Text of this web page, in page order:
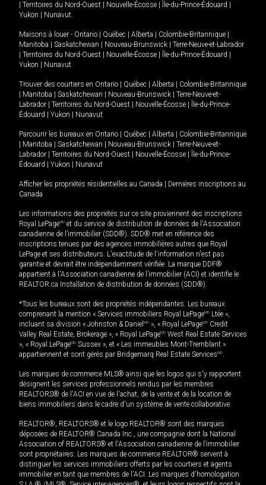
Territoires du Nord-Ouest Nouvelle-Écosse Île-du-Prince-Édouard
Yukon
Nunavut.
Maisons à louer - Ontario Québec Alberta Colombie-Britannique
Manitoba
Saskatchewan Nouveau-Brunswick
Terre-Neuve-et-Labrador
Territoires du Nord-Ouest Nouvelle-Écosse Île-du-Prince-Édouard
Yukon
Nunavut.
Trouver des courtiers en Ontario Québec Alberta
Colombie-Britannique
Manitoba Saskatchewan Nouveau-Brunswick
Terre-Neuve-et-
Labrador
Territoires du Nord-Ouest Nouvelle-Écosse
Île-du-Prince-
Édouard
Yukon Nunavut
Parcourir les bureaux en Ontario Québec Alberta
Colombie-Britannique
Manitoba Saskatchewan Nouveau-Brunswick
Terre-Neuve-et-
Labrador
Territoires du Nord-Ouest Nouvelle-Écosse
Île-du-Prince-
Édouard
Yukon Nunavut
Afficher les propriétés résidentielles au Canada
Dernières inscriptions au
Canada
Les informations des propriétés sur ce site proviennent des inscriptions
Royal LePageMD et du service de distribution de données de l'Association
canadienne de l’immobilier (SDD®). SDD® met en référence des
inscriptions tenues par des agences immobilières autres que Royal
LePage et ses distributeurs. L'exactitude de l'information n'est pas
garantie et devrait être indépendamment vérifiée. La marque DDF®
appartient à l'Association canadienne de l’immobilier (ACI) et identifie le
REALTOR.ca Installation de distribution de données (SDD®).
*Tous les bureaux sont des propriétés indépendantes. Les bureaux
comprenant la mention « Services immobiliers Royal LePageMD Ltée »,
incluant sa division « Johnston & Daniel MD », « Royal LePageMD Credit
Valley Real Estate, Brokerage », « Royal LePageMD West Real Estate Services
», « Royal LePageMD Sussex », et « Les immeubles Mont-Tremblant »
appartiennent et sont gérés par Bridgemarq Real Estate ServicesMD.
Les marques de commerce MLS® ainsi que les logos qui s'y rapportent
désignent les services professionnels rendus par les membres
REALTORS® de l'ACI en vue de l'achat, de la vente et de la location de
biens immobiliers dans le cadre d'un système de vente collaborative.
REALTOR®, REALTORS® et le logo REALTOR® sont des marques
déposées de REALTOR® Canada Inc., une compagnie dont la National
Association of REALTORS® et l'Association canadienne de l’immobilier
sont propriétaires. Les marques de commerce REALTOR® servent à
distinguer les services immobiliers offerts par les courtiers et agents
immobilier en tant que membres de l'ACI. Les marques d'homologation